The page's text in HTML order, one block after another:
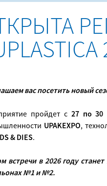
вас посетить новый
пройдет с 27 по 30
UPAKEXPO,
& DIES.
встречи в 2026 году
№1 и №2.